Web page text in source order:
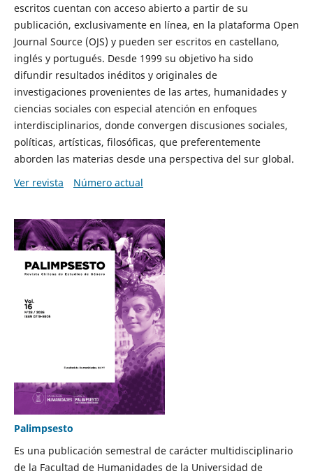
escritos cuentan con acceso abierto a partir de su
publicación, exclusivamente en línea, en la plataforma Open
Journal Source (OJS) y pueden ser escritos en castellano,
inglés y portugués. Desde 1999 su objetivo ha sido
difundir resultados inéditos y originales de
investigaciones provenientes de las artes, humanidades y
ciencias sociales con especial atención en enfoques
interdisciplinarios, donde convergen discusiones sociales,
políticas, artísticas, filosóficas, que preferentemente
aborden las materias desde una perspectiva del sur global.
Ver revista
Número actual
Palimpsesto
Es una publicación semestral de carácter multidisciplinario
de la Facultad de Humanidades de la Universidad de